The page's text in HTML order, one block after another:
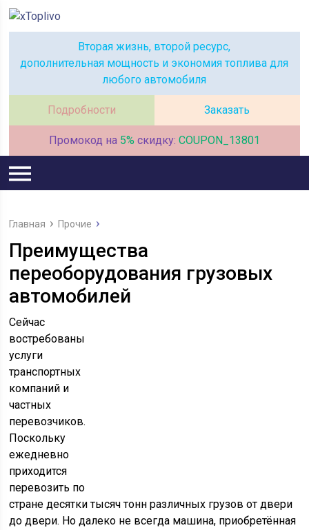
Вторая жизнь, второй ресурс,
дополнительная мощность и экономия топлива для
любого автомобиля
Подробности Заказать
Промокод на 5% скидку: COUPON_13801
Главная Прочие
Преимущества
переоборудования грузовых
автомобилей
Сейчас
востребованы
услуги
транспортных
компаний и
частных
перевозчиков.
Поскольку
ежедневно
приходится
перевозить по
стране десятки тысяч тонн различных грузов от двери
до двери. Но далеко не всегда машина, приобретённая